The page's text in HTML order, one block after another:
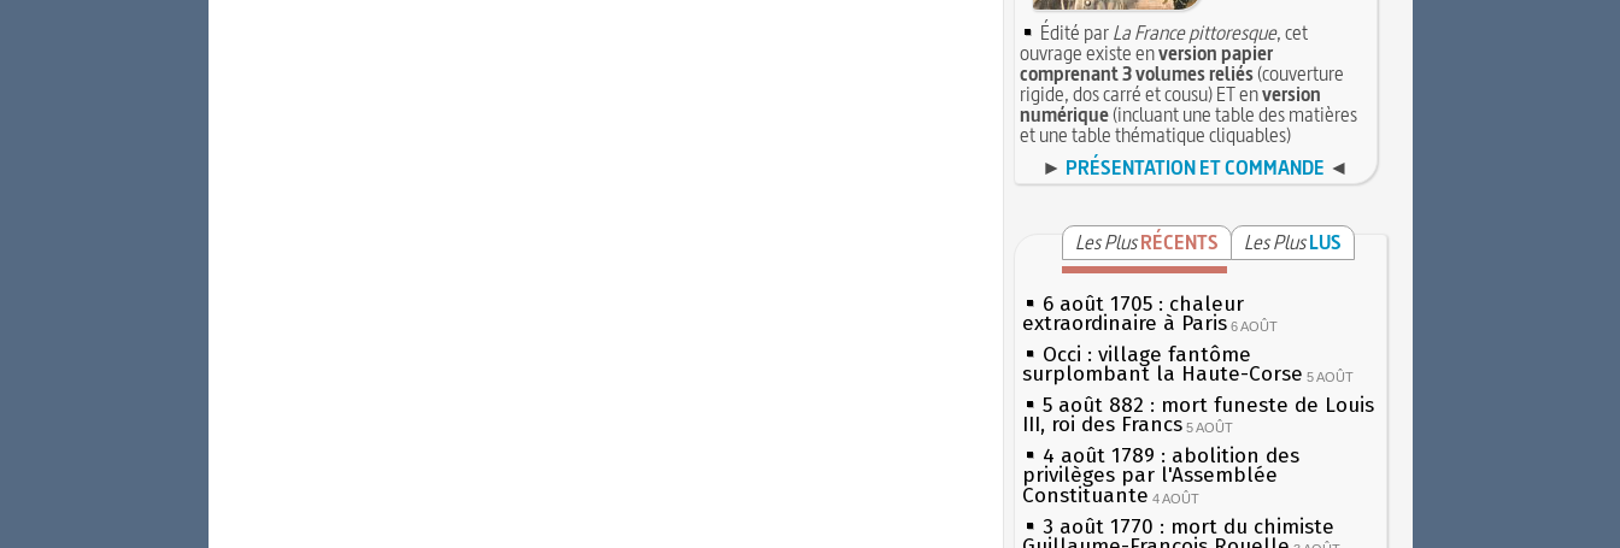
Édité parLa France pittoresque, cet
ouvrage existe enversion papier
comprenant 3 volumes reliés(couverture
rigide, dos carré et cousu) ET enversion
numérique(incluant une table des matières
et une table thématique cliquables)
► PRÉSENTATION ET COMMANDE ◄
Les Plus RÉCENTS Les Plus LUS
6 août 1705 : chaleur
extraordinaire à Paris 6 AOÛT
Occi : village fantôme
surplombant la Haute-Corse 5 AOÛT
5 août 882 : mort funeste de Louis
III, roi des Francs 5 AOÛT
4 août 1789 : abolition des
privilèges par l'Assemblée
Constituante 4 AOÛT
3 août 1770 : mort du chimiste